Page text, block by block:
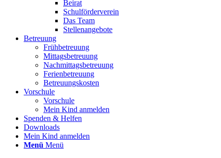
Beirat
Schulförderverein
Das Team
Stellenangebote
Betreuung
Frühbetreuung
Mittagsbetreuung
Nachmittagsbetreuung
Ferienbetreuung
Betreuungskosten
Vorschule
Vorschule
Mein Kind anmelden
Spenden & Helfen
Downloads
Mein Kind anmelden
Menü Menü